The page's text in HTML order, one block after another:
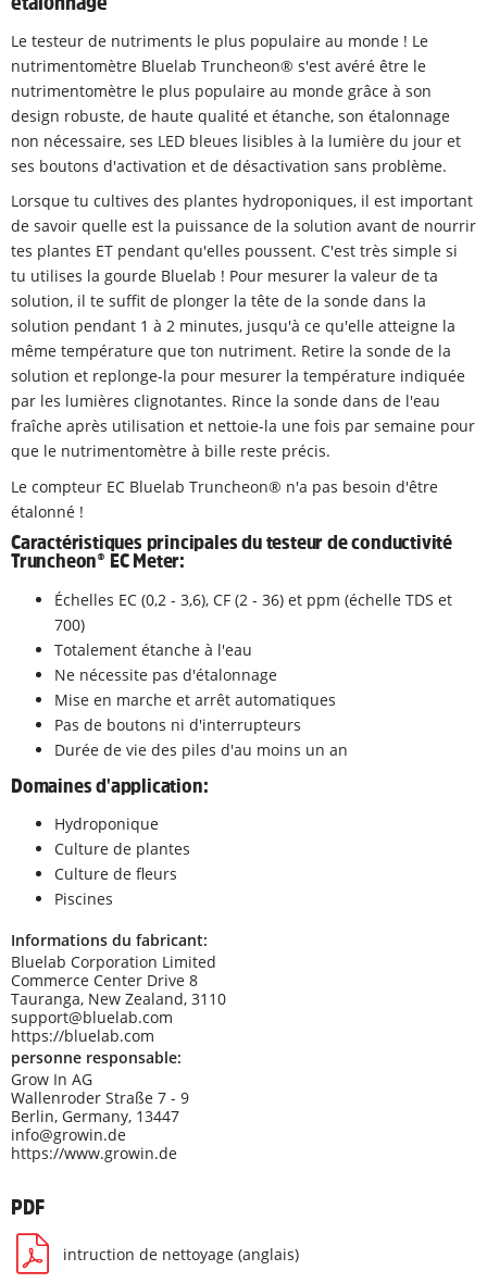
Le testeur de nutriments le plus populaire au monde ! Le
nutrimentomètre Bluelab Truncheon® s'est avéré être le
nutrimentomètre le plus populaire au monde grâce à son
design robuste, de haute qualité et étanche, son étalonnage
non nécessaire, ses LED bleues lisibles à la lumière du jour et
ses boutons d'activation et de désactivation sans problème.
Lorsque tu cultives des plantes hydroponiques, il est important
de savoir quelle est la puissance de la solution avant de nourrir
tes plantes ET pendant qu'elles poussent. C'est très simple si
tu utilises la gourde Bluelab ! Pour mesurer la valeur de ta
solution, il te suffit de plonger la tête de la sonde dans la
solution pendant 1 à 2 minutes, jusqu'à ce qu'elle atteigne la
même température que ton nutriment. Retire la sonde de la
solution et replonge-la pour mesurer la température indiquée
par les lumières clignotantes. Rince la sonde dans de l'eau
fraîche après utilisation et nettoie-la une fois par semaine pour
que le nutrimentomètre à bille reste précis.
Le compteur EC Bluelab Truncheon® n'a pas besoin d'être
étalonné !
Caractéristiques principales du testeur de conductivité
Truncheon® EC Meter:
Échelles EC (0,2 - 3,6), CF (2 - 36) et ppm (échelle TDS et
700)
Totalement étanche à l'eau
Ne nécessite pas d'étalonnage
Mise en marche et arrêt automatiques
Pas de boutons ni d'interrupteurs
Durée de vie des piles d'au moins un an
Domaines d'application:
Hydroponique
Culture de plantes
Culture de fleurs
Piscines
Informations du fabricant:
Bluelab Corporation Limited
Commerce Center Drive 8
Tauranga, New Zealand, 3110
support@bluelab.com
https://bluelab.com
personne responsable:
Grow In AG
Wallenroder Straße 7 - 9
Berlin, Germany, 13447
info@growin.de
https://www.growin.de
PDF
intruction de nettoyage (anglais)